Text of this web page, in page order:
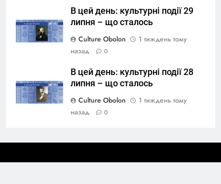
В цей день: культурні події 29
липня – що сталось
Culture Obolon
1 тиждень тому
назад
0
В цей день: культурні події 28
липня – що сталось
Culture Obolon
1 тиждень тому
назад
0